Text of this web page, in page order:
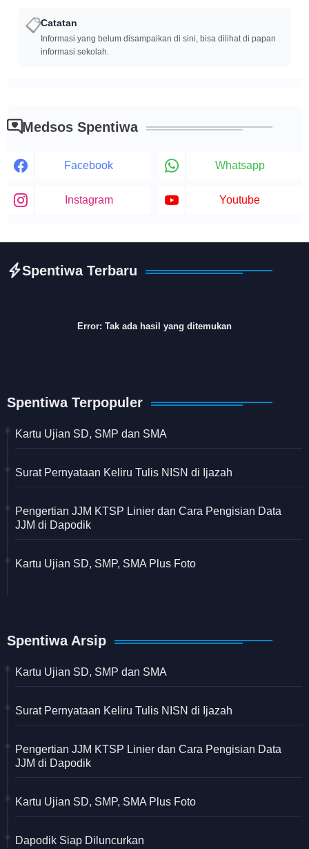
📋Catatan
Informasi yang belum disampaikan di sini, bisa dilihat di papan
informasi sekolah.
Medsos Spentiwa
Facebook Whatsapp
Instagram Youtube
Spentiwa Terbaru
Error: Tak ada hasil yang ditemukan
Spentiwa Terpopuler
Kartu Ujian SD, SMP dan SMA
Surat Pernyataan Keliru Tulis NISN di Ijazah
Pengertian JJM KTSP Linier dan Cara Pengisian Data
JJM di Dapodik
Kartu Ujian SD, SMP, SMA Plus Foto
Spentiwa Arsip
Kartu Ujian SD, SMP dan SMA
Surat Pernyataan Keliru Tulis NISN di Ijazah
Pengertian JJM KTSP Linier dan Cara Pengisian Data
JJM di Dapodik
Kartu Ujian SD, SMP, SMA Plus Foto
Dapodik Siap Diluncurkan